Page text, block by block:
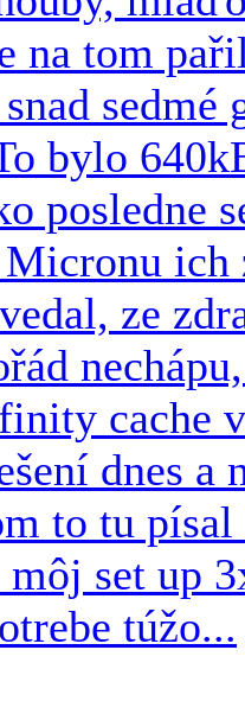
na tom
sedmé
bylo
posledne
Micronu
ze
cache
dnes a
to tu
set up
túžo...